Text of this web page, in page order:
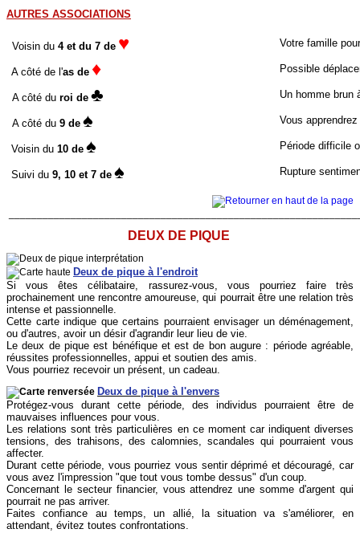
AUTRES ASSOCIATIONS
Voisin du 4 et du 7 de ♥ Votre famille
A côté de l'as de ♦ Possible
A côté du roi de ♣ Un homme brun
A côté du 9 de ♠ Vous
Voisin du 10 de ♠ Période difficile
Suivi du 9, 10 et 7 de ♠ Rupture
DEUX DE PIQUE
Deux de pique à l'endroit
Si vous êtes célibataire, rassurez-vous, vous pourriez faire très
prochainement une rencontre amoureuse, qui pourrait être une relation très
intense et passionnelle.
Cette carte indique que certains pourraient envisager un déménagement,
ou d'autres, avoir un désir d'agrandir leur lieu de vie.
Le deux de pique est bénéfique et est de bon augure : période agréable,
réussites professionnelles, appui et soutien des amis.
Vous pourriez recevoir un présent, un cadeau.
Deux de pique à l'envers
Protégez-vous durant cette période, des individus pourraient être de
mauvaises influences pour vous.
Les relations sont très particulières en ce moment car indiquent diverses
tensions, des trahisons, des calomnies, scandales qui pourraient vous
affecter.
Durant cette période, vous pourriez vous sentir déprimé et découragé, car
vous avez l'impression "que tout vous tombe dessus" d'un coup.
Concernant le secteur financier, vous attendrez une somme d'argent qui
pourrait ne pas arriver.
Faites confiance au temps, un allié, la situation va s'améliorer, en
attendant, évitez toutes confrontations.